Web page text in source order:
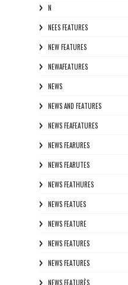
N
NEES FEATURES
NEW FEATURES
NEWAFEATURES
NEWS
NEWS AND FEATURES
NEWS FEAFEATURES
NEWS FEARURES
NEWS FEARUTES
NEWS FEATHURES
NEWS FEATUES
NEWS FEATURE
NEWS FEATURES
NEWS FEATURES
NEWS FEATURÈS